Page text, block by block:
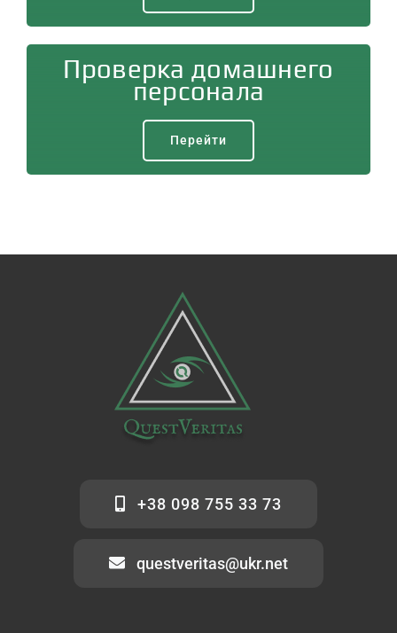
Проверка домашнего
персонала
Перейти
+38 098 755 33 73
questveritas@ukr.net